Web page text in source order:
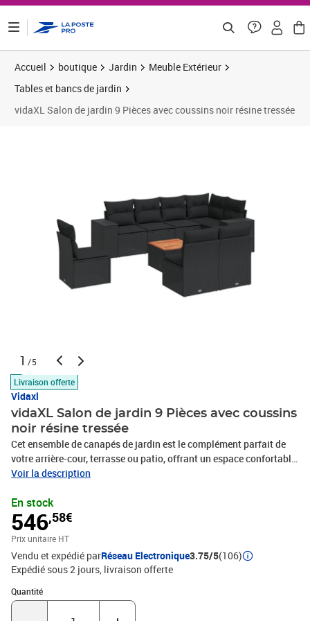
Accueil boutique Jardin
Meuble Extérieur
Tables et bancs de jardin
vidaXL Salon de jardin 9 Pièces avec coussins noir résine tressée
1 /5
Livraison offerte
Vidaxl
vidaXL Salon de jardin 9 Pièces avec coussins
noir résine tressée
Cet ensemble de canapés de jardin est le complément parfait de
votre arrière-cour, terrasse ou patio, offrant un espace confortable
et accueillant pour discuter avec la famille et les amis ou
la résine tressée, également connue sous le nom de poly rotin, est
un matériau synthétique solide et nécessitant peu d'entretien qui
ressemble au rotin naturel. Il est léger, facile à nettoyer et
couramment utilisé pour les meubles d'extérieur en raison de sa
durabilité et de ses propriétés de résistance aux
intempéries.Dessus stable et facile à nettoyer : cette table de
jardin a un dessus en bois d'acacia robuste, durable et facile à
nettoyer avec un chiffon humide. Expérience d'assise confortable :
Voir la description
En stock
546,58€
Prix unitaire HT
Vendu et expédié parRéseau Electronique3.75/5(106)
Expédié sous 2 jours livraison offerte
Quantité
Quantité : 1